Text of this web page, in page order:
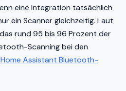
eine Integration tatsächlich
ein Scanner gleichzeitig. Laut
rund 95 bis 96 Prozent der
Scanning bei den
Home Assistant Bluetooth-